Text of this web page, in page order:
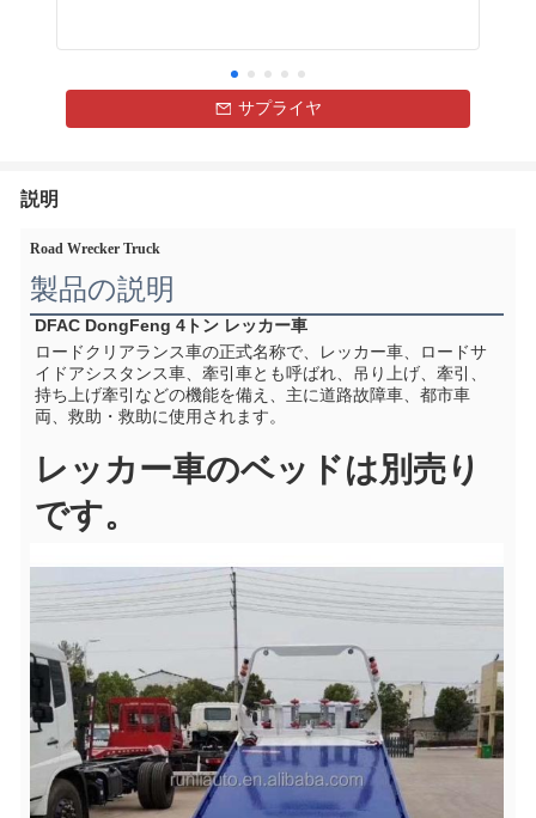
サプライヤ
説明
Road Wrecker Truck
製品の説明
DFAC DongFeng 4トン レッカー車
ロードクリアランス車の正式名称で、レッカー車、ロードサ
イドアシスタンス車、牽引車とも呼ばれ、吊り上げ、牽引、
持ち上げ牽引などの機能を備え、主に道路故障車、都市車
両、救助・救助に使用されます。
レッカー車のベッドは別売り
です。